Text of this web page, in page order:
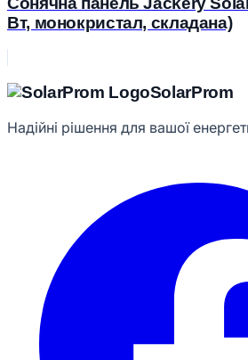
Вт, монокристал, складана)
SolarProm
Надійні рішення для вашої